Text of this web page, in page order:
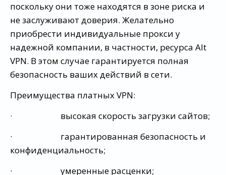
поскольку они тоже находятся в зоне риска и
не заслуживают доверия. Желательно
приобрести индивидуальные прокси у
надежной компании, в частности, ресурса Alt
VPN. В этом случае гарантируется полная
безопасность ваших действий в сети.
Преимущества платных VPN:
· высокая скорость загрузки сайтов;
· гарантированная безопасность и
конфиденциальность;
· умеренные расценки;